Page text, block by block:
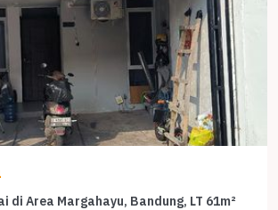
di Area Margahayu, Bandung, LT 61m²